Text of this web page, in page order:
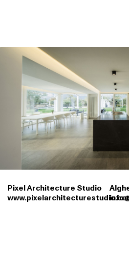
Pixel Architecture Studio